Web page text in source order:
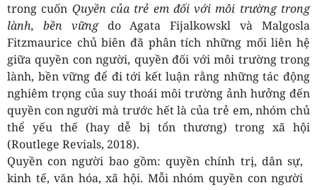
trong cuốn Quyền của trẻ em đối với môi trường trong
lành, bền vững do Agata Fijalkowskl và Malgosla
Fitzmaurice chủ biên đã phân tích những mối liên hệ
giữa quyền con người, quyền đối với môi trường trong
lành, bền vững để đi tới kết luận rằng những tác động
nghiêm trọng của suy thoái môi trường ảnh hưởng đến
quyền con người mà trước hết là của trẻ em, nhóm chủ
thể yếu thế (hay dễ bị tổn thương) trong xã hội
(Routlege Revials, 2018).
Quyền con người bao gồm: quyền chính trị, dân sự,
kinh tế, văn hóa, xã hội. Mỗi nhóm quyền con người